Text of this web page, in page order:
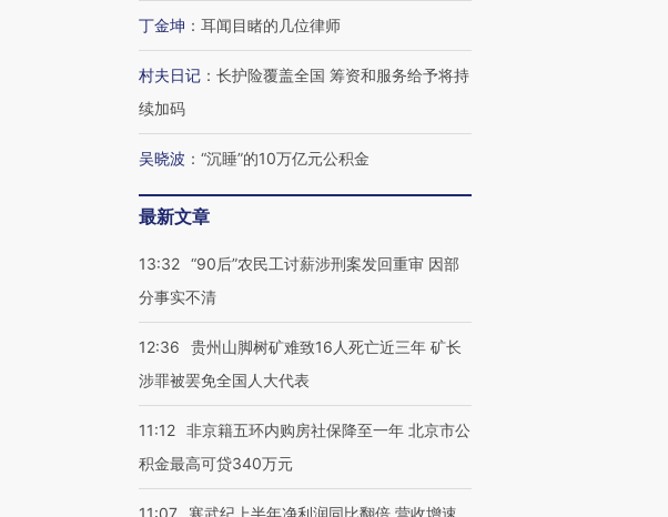
丁金坤 ： 耳闻目睹的几位律师
村夫日记 ： 长护险覆盖全国 筹资和服务给予将持
续加码
吴晓波 ： “沉睡”的10万亿元公积金
最新文章
13:32 “90后”农民工讨薪涉刑案发回重审 因部
分事实不清
12:36
贵州山脚树矿难致16人死亡近三年 矿长
涉罪被罢免全国人大代表
11:12 非京籍五环内购房社保降至一年 北京市公
积金最高可贷340万元
11:07
寒武纪上半年净利润同比翻倍 营收增速